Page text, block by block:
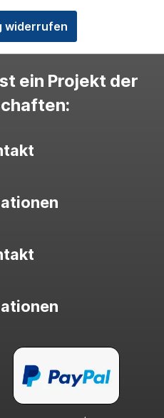
widerrufen
ein Projekt der